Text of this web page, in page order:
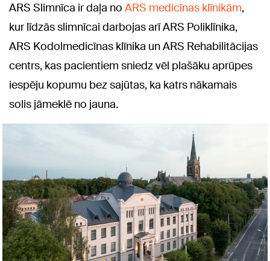
ARS Slimnīca ir daļa no ARS medicīnas klīnikām,
kur līdzās slimnīcai darbojas arī ARS Poliklīnika,
ARS Kodolmedicīnas klīnika un ARS Rehabilitācijas
centrs, kas pacientiem sniedz vēl plašāku aprūpes
iespēju kopumu bez sajūtas, ka katrs nākamais
solis jāmeklē no jauna.